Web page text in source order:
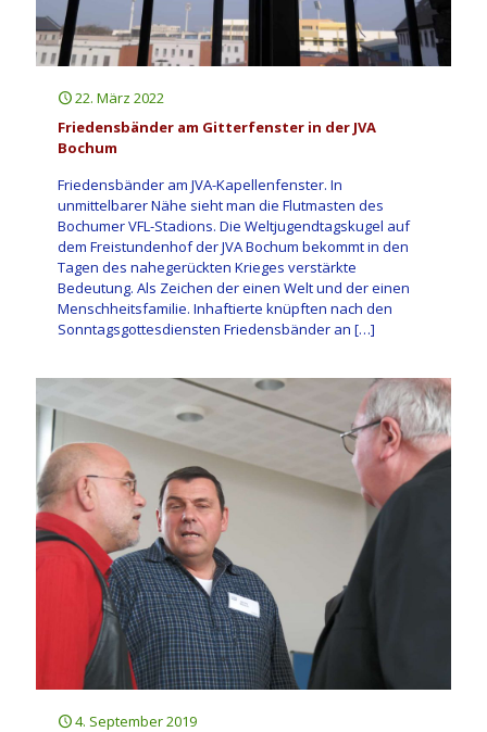
22. März 2022
Friedensbänder am Gitterfenster in der JVA
Bochum
Friedensbänder am JVA-Kapellenfenster. In
unmittelbarer Nähe sieht man die Flutmasten des
Bochumer VFL-Stadions. Die Weltjugendtagskugel auf
dem Freistundenhof der JVA Bochum bekommt in den
Tagen des nahegerückten Krieges verstärkte
Bedeutung. Als Zeichen der einen Welt und der einen
Menschheitsfamilie. Inhaftierte knüpften nach den
Sonntagsgottesdiensten Friedensbänder an […]
4. September 2019